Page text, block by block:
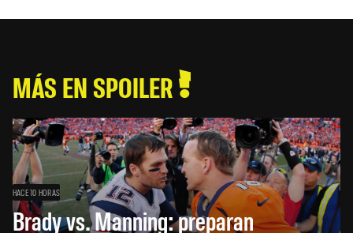
MÁS EN SPOILER
HACE 10 HORAS
Brady vs. Manning: preparan